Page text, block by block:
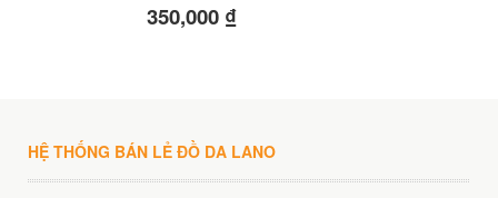
350,000 ₫
HỆ THỐNG BÁN LẺ ĐỒ DA LANO